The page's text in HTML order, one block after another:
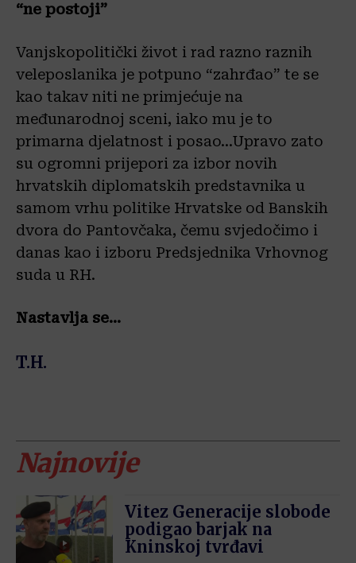
“ne postoji”
Vanjskopolitički život i rad razno raznih
veleposlanika je potpuno “zahrđao” te se
kao takav niti ne primjećuje na
međunarodnoj sceni, iako mu je to
primarna djelatnost i posao…Upravo zato
su ogromni prijepori za izbor novih
hrvatskih diplomatskih predstavnika u
samom vrhu politike Hrvatske od Banskih
dvora do Pantovčaka, čemu svjedočimo i
danas kao i izboru Predsjednika Vrhovnog
suda u RH.
Nastavlja se…
T.H.
Najnovije
Vitez Generacije slobode
podigao barjak na
Kninskoj tvrđavi